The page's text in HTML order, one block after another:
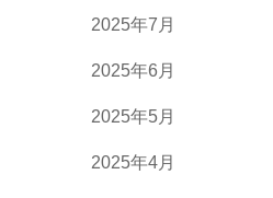
2025年7月
2025年6月
2025年5月
2025年4月